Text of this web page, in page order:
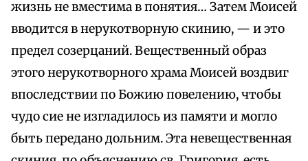
жизнь не вместима в понятия… Затем Моисей
вводится в нерукотворную скинию, — и это
предел созерцаний. Вещественный образ
этого нерукотворного храма Моисей воздвиг
впоследствии по Божию повелению, чтобы
чудо сие не изгладилось из памяти и могло
быть передано дольним. Эта невещественная